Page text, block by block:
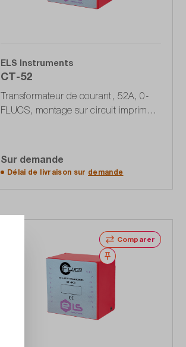
ELS Instruments
CT-52
Transformateur de courant, 52A, 0-
FLUCS, montage sur circuit imprimé,
Sur demande
Délai de livraison sur demande
Comparer
Noter